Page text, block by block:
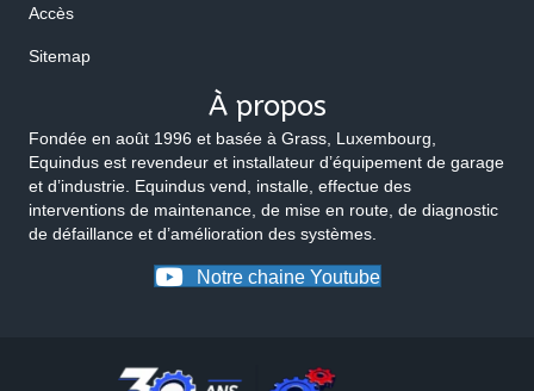
Accès
Sitemap
À propos
Fondée en août 1996 et basée à Grass, Luxembourg,
Equindus est revendeur et installateur d’équipement de garage
et d’industrie. Equindus vend, installe, effectue des
interventions de maintenance, de mise en route, de diagnostic
de défaillance et d’amélioration des systèmes.
Notre chaine Youtube